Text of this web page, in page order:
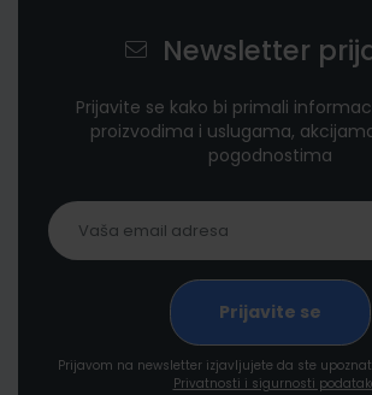
Newsletter
Prijavite se kako bi primali
proizvodima i uslugama,
pogodnostima
Prijavom na newsletter izjavljujete da ste
Privatnosti i sigurnosti